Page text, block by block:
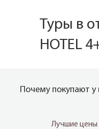
Туры в
HOTEL
Почему покупают у
Лучшие цены